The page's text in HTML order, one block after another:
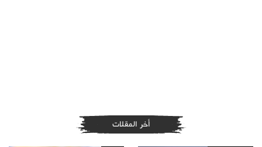
أخر المقلات